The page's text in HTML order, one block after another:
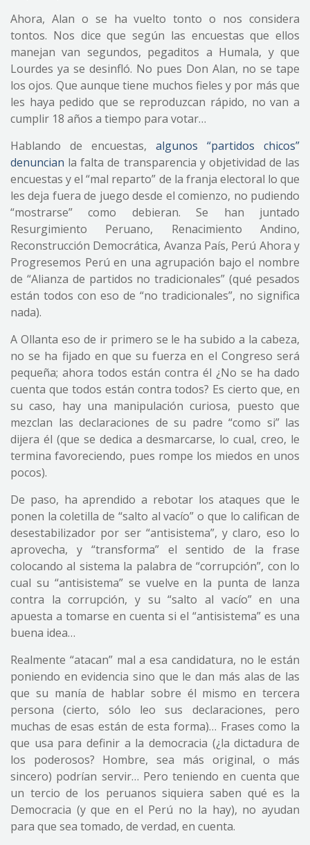
Ahora, Alan o se ha vuelto tonto o nos considera
tontos. Nos dice que según las encuestas que ellos
manejan van segundos, pegaditos a Humala, y que
Lourdes ya se desinfló. No pues Don Alan, no se tape
los ojos. Que aunque tiene muchos fieles y por más que
les haya pedido que se reproduzcan rápido, no van a
cumplir 18 años a tiempo para votar…
Hablando de encuestas, algunos “partidos chicos”
denuncian la falta de transparencia y objetividad de las
encuestas y el “mal reparto” de la franja electoral lo que
les deja fuera de juego desde el comienzo, no pudiendo
“mostrarse” como debieran. Se han juntado
Resurgimiento Peruano, Renacimiento Andino,
Reconstrucción Democrática, Avanza País, Perú Ahora y
Progresemos Perú en una agrupación bajo el nombre
de “Alianza de partidos no tradicionales” (qué pesados
están todos con eso de “no tradicionales”, no significa
nada).
A Ollanta eso de ir primero se le ha subido a la cabeza,
no se ha fijado en que su fuerza en el Congreso será
pequeña; ahora todos están contra él ¿No se ha dado
cuenta que todos están contra todos? Es cierto que, en
su caso, hay una manipulación curiosa, puesto que
mezclan las declaraciones de su padre “como si” las
dijera él (que se dedica a desmarcarse, lo cual, creo, le
termina favoreciendo, pues rompe los miedos en unos
pocos).
De paso, ha aprendido a rebotar los ataques que le
ponen la coletilla de “salto al vacío” o que lo califican de
desestabilizador por ser “antisistema”, y claro, eso lo
aprovecha, y “transforma” el sentido de la frase
colocando al sistema la palabra de “corrupción”, con lo
cual su “antisistema” se vuelve en la punta de lanza
contra la corrupción, y su “salto al vacío” en una
apuesta a tomarse en cuenta si el “antisistema” es una
buena idea…
Realmente “atacan” mal a esa candidatura, no le están
poniendo en evidencia sino que le dan más alas de las
que su manía de hablar sobre él mismo en tercera
persona (cierto, sólo leo sus declaraciones, pero
muchas de esas están de esta forma)… Frases como la
que usa para definir a la democracia (¿la dictadura de
los poderosos? Hombre, sea más original, o más
sincero) podrían servir… Pero teniendo en cuenta que
un tercio de los peruanos siquiera saben qué es la
Democracia (y que en el Perú no la hay), no ayudan
para que sea tomado, de verdad, en cuenta.